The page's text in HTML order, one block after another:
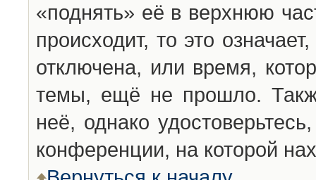
«поднять» её в верхнюю
происходит, то это
отключена, или время,
темы, ещё не прошло.
неё, однако
конференции, на которой